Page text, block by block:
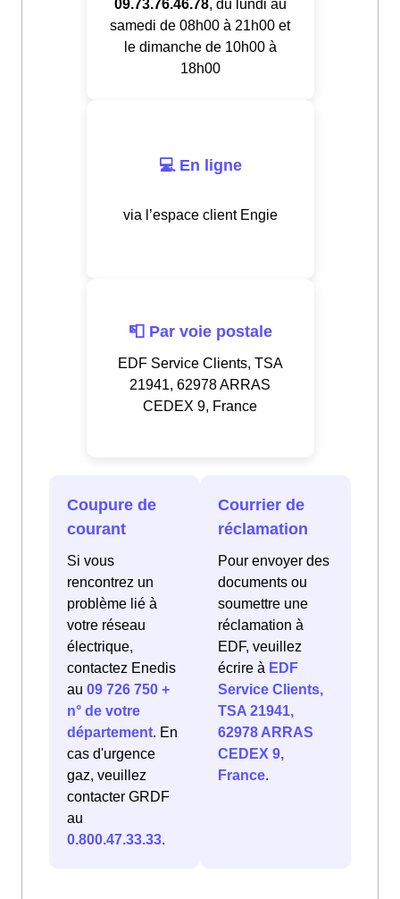
09.73.76.46.78, du lundi au
samedi de 08h00 à 21h00 et
le dimanche de 10h00 à
18h00
💻 En ligne
via l’espace client Engie
📮 Par voie postale
EDF Service Clients, TSA
21941, 62978 ARRAS
CEDEX 9, France
Coupure de
courant
Si vous
rencontrez un
problème lié à
votre réseau
électrique,
contactez Enedis
au 09 726 750 +
n° de votre
département. En
cas d'urgence
gaz, veuillez
contacter GRDF
au
0.800.47.33.33.
Courrier de
réclamation
Pour envoyer des
documents ou
soumettre une
réclamation à
EDF, veuillez
écrire à EDF
Service Clients,
TSA 21941,
62978 ARRAS
CEDEX 9,
France.